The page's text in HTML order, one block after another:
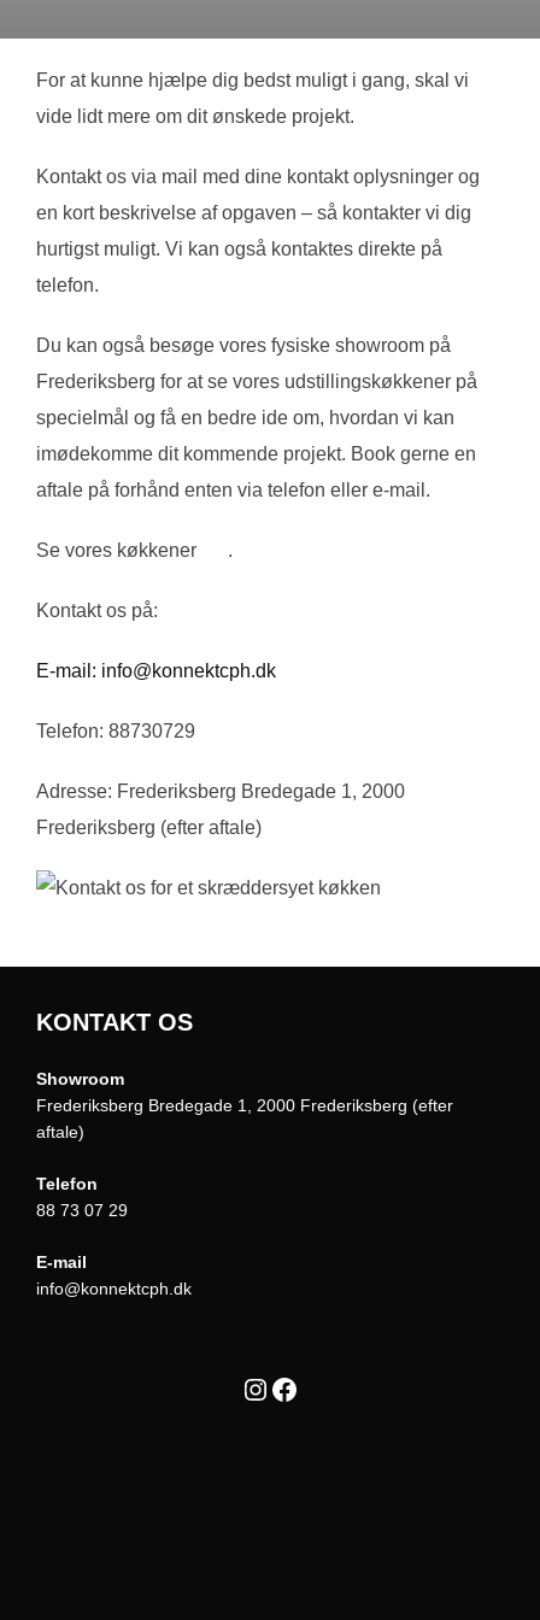
For at kunne hjælpe dig bedst muligt i gang, skal vi
vide lidt mere om dit ønskede projekt.
Kontakt os via mail med dine kontakt oplysninger og
en kort beskrivelse af opgaven – så kontakter vi dig
hurtigst muligt. Vi kan også kontaktes direkte på
telefon.
Du kan også besøge vores fysiske showroom på
Frederiksberg for at se vores udstillingskøkkener på
specielmål og få en bedre ide om, hvordan vi kan
imødekomme dit kommende projekt. Book gerne en
aftale på forhånd enten via telefon eller e-mail.
Se vores køkkener .
Kontakt os på:
E-mail: info@konnektcph.dk
Telefon: 88730729
Adresse: Frederiksberg Bredegade 1, 2000
Frederiksberg (efter aftale)
KONTAKT OS
Showroom
Frederiksberg Bredegade 1, 2000 Frederiksberg (efter
aftale)
Telefon
88 73 07 29
E-mail
info@konnektcph.dk
Instagram
Facebook